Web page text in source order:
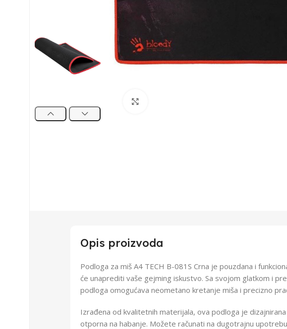
Opis proizvoda
Podloga za miš A4 TECH B-081S Crna je pouzdana i
će unaprediti vaše gejming iskustvo. Sa svojom glatkom i
podloga omogućava neometano kretanje miša i precizno
Izrađena od kvalitetnih materijala, ova podloga je
otporna na habanje. Možete računati na dugotrajnu